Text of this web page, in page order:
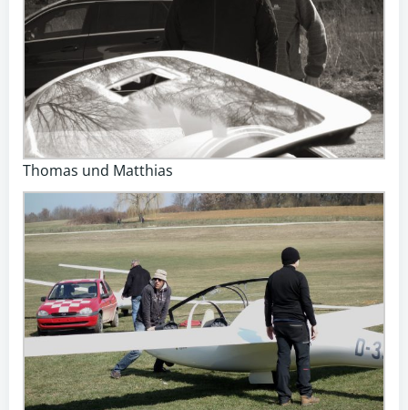
Thomas und Matthias